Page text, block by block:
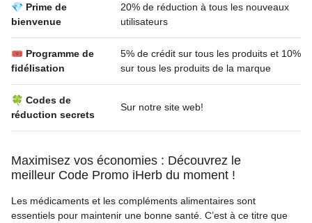
💎 Prime de
bienvenue
20% de réduction à tous les nouveaux
utilisateurs
🎟 Programme de
fidélisation
5% de crédit sur tous les produits et 10%
sur tous les produits de la marque
🍀 Codes de
réduction secrets
Sur notre site web!
Maximisez vos économies : Découvrez le
meilleur Code Promo iHerb du moment !
Les médicaments et les compléments alimentaires sont
essentiels pour maintenir une bonne santé. C’est à ce titre que